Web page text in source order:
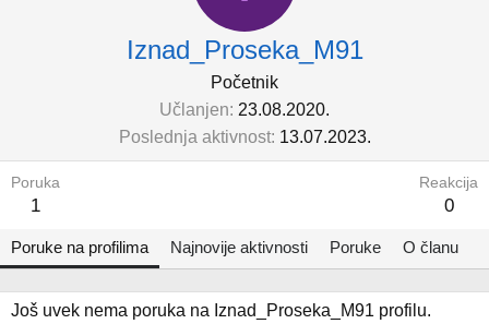
Iznad_Proseka_M91
Početnik
Učlanjen 23.08.2020.
Poslednja aktivnost 13.07.2023.
Poruka
1
Reakcija
0
Poruke na profilima Najnovije aktivnosti Poruke O članu
Još uvek nema poruka na Iznad_Proseka_M91 profilu.